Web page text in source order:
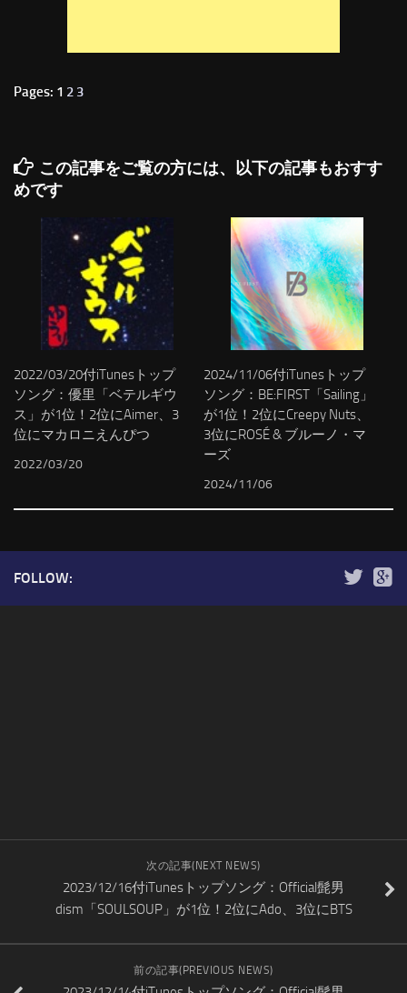
Pages: 1 2 3
この記事をご覧の方には、以下の記事もおすす
めです
2022/03/20付iTunesトップ
ソング：優里「ベテルギウ
ス」が1位！2位にAimer、3
位にマカロニえんぴつ
2022/03/20
2024/11/06付iTunesトップ
ソング：BE:FIRST「Sailing」
が1位！2位にCreepy Nuts、
3位にROSÉ & ブルーノ・マ
ーズ
2024/11/06
FOLLOW:
次の記事(NEXT NEWS)
2023/12/16付iTunesトップソング：Official髭男
dism「SOULSOUP」が1位！2位にAdo、3位にBTS
前の記事(PREVIOUS NEWS)